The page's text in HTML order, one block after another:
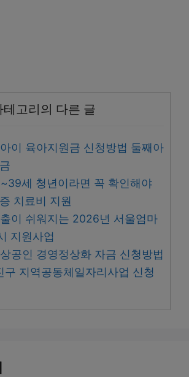
고리의 다른 글
이 육아지원금 신청방법 둘째아
세 청년이라면 꼭 확인해야
치료비 지원
이 쉬워지는 2026년 서울엄마
지원사업
공인 경영정상화 자금 신청방법
지역공동체일자리사업 신청